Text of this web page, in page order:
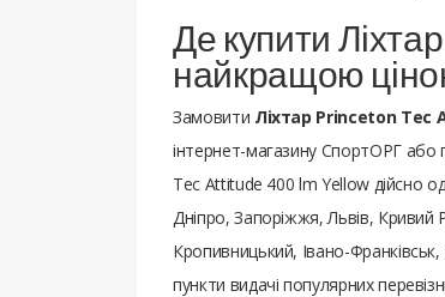
Де купити
найкращою
Замовити Ліхтар Princeton Tec
інтернет-магазину СпортОРГ або
Tec Attitude 400 lm Yellow дійсно
Дніпро, Запоріжжя, Львів, Кривий
Кропивницький, Івано-
пункти видачі популярних